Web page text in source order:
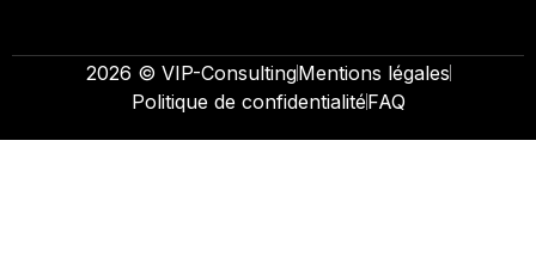
2026 © VIP-ConsultingMentions légales
Politique de confidentialitéFAQ